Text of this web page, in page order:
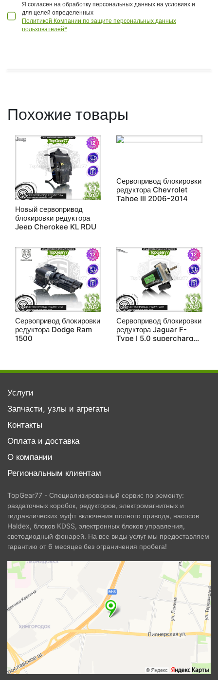
Я согласен на обработку персональных данных на условиях и
для целей определенных
Политикой Компании по защите персональных данных
пользователей*
Похожие товары
Новый сервопривод
блокировки редуктора
Jeep Cherokee KL RDU
Сервопривод блокировки
редуктора Chevrolet
Tahoe III 2006-2014
Сервопривод блокировки
редуктора Dodge Ram
1500
Сервопривод блокировки
редуктора Jaguar F-
Type I 5.0 supercharged
Услуги
Запчасти, узлы и агрегаты
Контакты
Оплата и доставка
О компании
Региональным клиентам
TopGear77 - Специализированный сервис по ремонту:
раздаточных коробок, редукторов, электромагнитных и
гидравлических муфт включения полного привода, насосов
Haldex, блоков KDSS, электронных блоков управления,
светодиодный фонарей. На все виды услуг мы предоставляем
гарантию от 6 месяцев без ограничения пробега!